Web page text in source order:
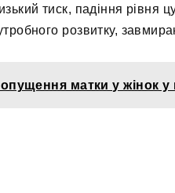
тиск, падіння рівня
розвитку,
матки у жінок у